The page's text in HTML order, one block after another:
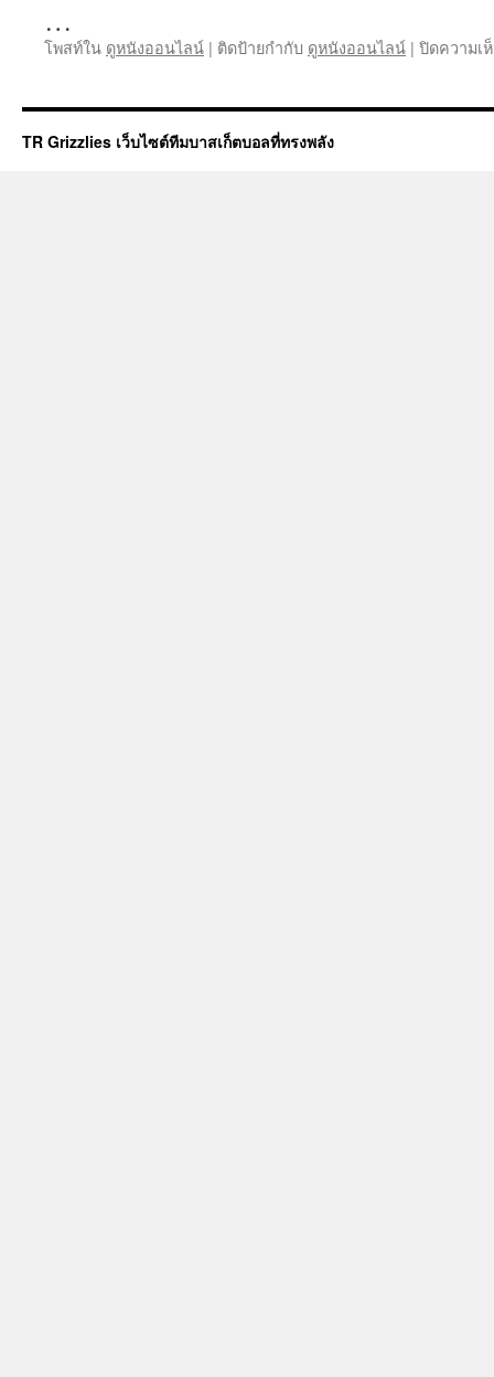
…
โพสท์ใน ดูหนังออนไลน์ | ติดป้ายกำกับ ดูหนังออนไลน์ | ปิดความเ
TR Grizzlies เว็บไซต์ทีมบาสเก็ตบอลที่ทรงพลัง